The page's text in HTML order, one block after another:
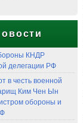
КНДР
делегации РФ
в честь военной
Ким Чен Ын
обороны и